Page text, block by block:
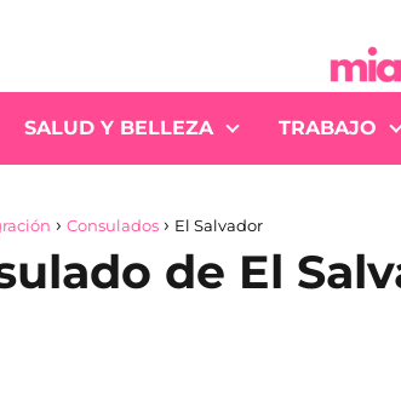
SALUD Y BELLEZA TRABAJO
Consulados El Salvador
de El